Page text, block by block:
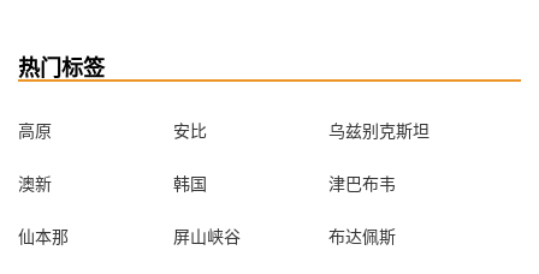
热门标签
高原 安比 乌兹别克斯坦
澳新 韩国 津巴布韦
仙本那 屏山峡谷 布达佩斯